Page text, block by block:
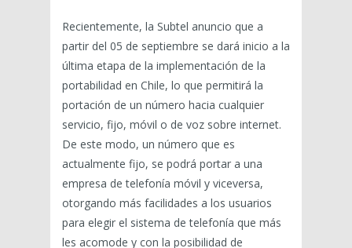
Recientemente, la Subtel anuncio que a
partir del 05 de septiembre se dará inicio a la
última etapa de la implementación de la
portabilidad en Chile, lo que permitirá la
portación de un número hacia cualquier
servicio, fijo, móvil o de voz sobre internet.
De este modo, un número que es
actualmente fijo, se podrá portar a una
empresa de telefonía móvil y viceversa,
otorgando más facilidades a los usuarios
para elegir el sistema de telefonía que más
les acomode y con la posibilidad de